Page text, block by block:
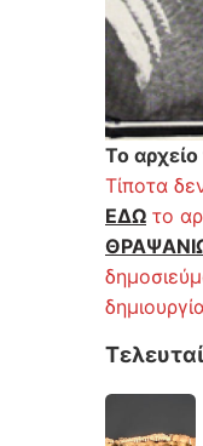
Το
Τίποτα
ΕΔΩ το